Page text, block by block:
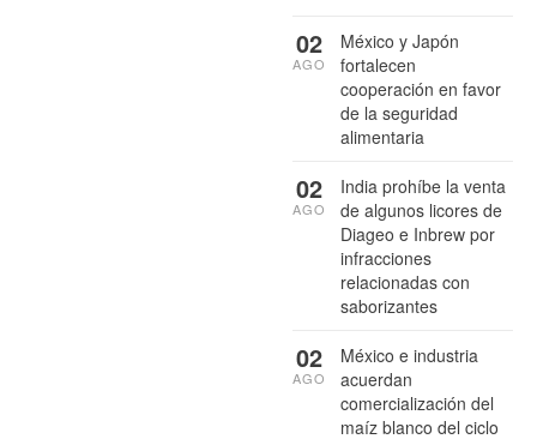
México y Japón
fortalecen
cooperación en favor
de la seguridad
alimentaria
02
AGO
India prohíbe la venta
de algunos licores de
Diageo e Inbrew por
infracciones
relacionadas con
saborizantes
02
AGO
México e industria
acuerdan
comercialización del
maíz blanco del ciclo
02
AGO